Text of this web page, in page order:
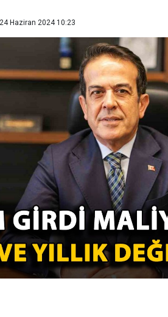
24 Haziran 2024 10:23